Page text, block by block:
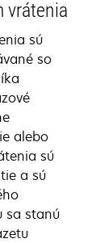
vrátenia
sú
so
alebo
sú
a sú
sa stanú